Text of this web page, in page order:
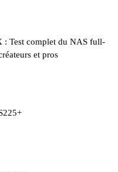
: Test complet du NAS full-
et pros